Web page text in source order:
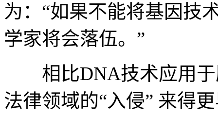
为：“如果不能将基因技
学家将会落伍。”
相比DNA技术应用于
法律领域的“入侵” 来得